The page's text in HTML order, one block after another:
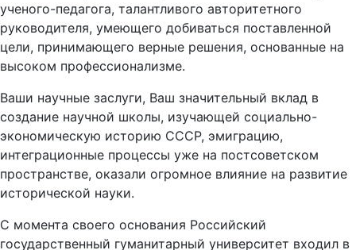
ученого-педагога, талантливого авторитетного
руководителя, умеющего добиваться поставленной
цели, принимающего верные решения, основанные на
высоком профессионализме.
Ваши научные заслуги, Ваш значительный вклад в
создание научной школы, изучающей социально-
экономическую историю СССР, эмиграцию,
интеграционные процессы уже на постсоветском
пространстве, оказали огромное влияние на развитие
исторической науки.
С момента своего основания Российский
государственный гуманитарный университет входил в